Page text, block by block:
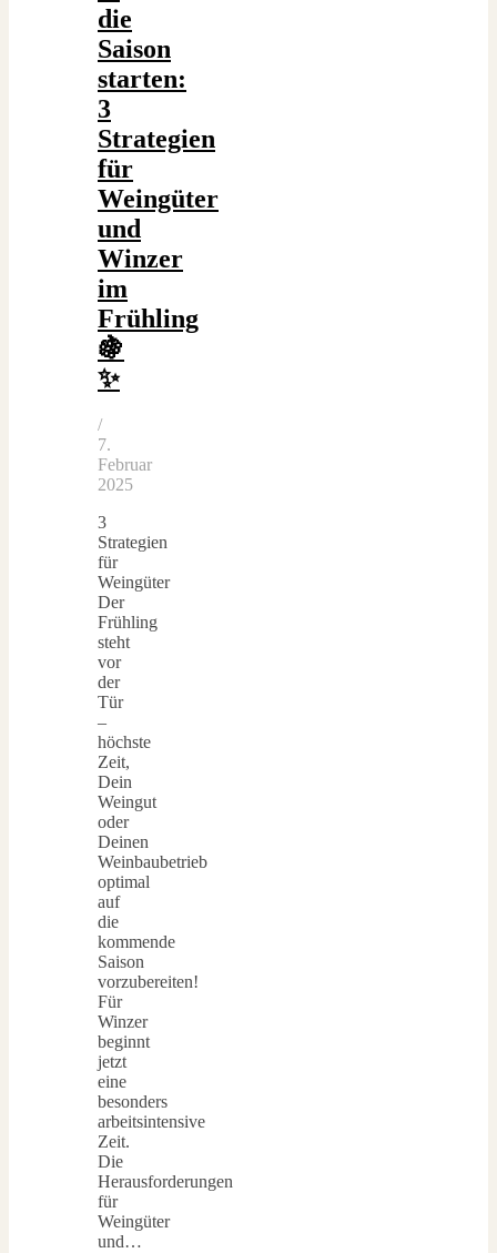
die
Saison
starten:
3
Strategien
für
Weingüter
und
Winzer
im
Frühling
🍇
✨
/
7.
Februar
2025
3
Strategien
für
Weingüter
Der
Frühling
steht
vor
der
Tür
–
höchste
Zeit,
Dein
Weingut
oder
Deinen
Weinbaubetrieb
optimal
auf
die
kommende
Saison
vorzubereiten!
Für
Winzer
beginnt
jetzt
eine
besonders
arbeitsintensive
Zeit.
Die
Herausforderungen
für
Weingüter
und…